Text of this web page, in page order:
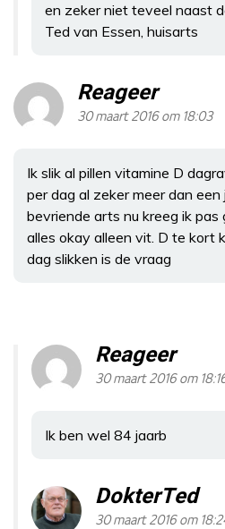
en zeker niet teveel naast
Ted van Essen, huisarts
Reageer
30 maart 2016 om 18:03
Ik slik al pillen vitamine D
per dag al zeker meer dan
bevriende arts nu kreeg ik pas
alles okay alleen vit. D te kort
dag slikken is de vraag
Reageer
30 maart 2016 om
Ik ben wel 84 jaarb
DokterTed
30 maart 2016 om